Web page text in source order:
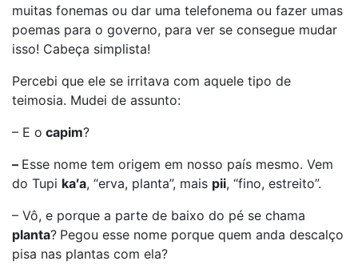
muitas fonemas ou dar uma telefonema ou fazer umas
poemas para o governo, para ver se consegue mudar
isso! Cabeça simplista!
Percebi que ele se irritava com aquele tipo de
teimosia. Mudei de assunto:
– E o capim?
– Esse nome tem origem em nosso país mesmo. Vem
do Tupi ka′a, “erva, planta”, mais pii, “fino, estreito”.
– Vô, e porque a parte de baixo do pé se chama
planta? Pegou esse nome porque quem anda descalço
pisa nas plantas com ela?